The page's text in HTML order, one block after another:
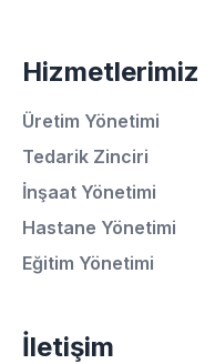
Hizmetlerimiz
Üretim Yönetimi
Tedarik Zinciri
İnşaat Yönetimi
Hastane Yönetimi
Eğitim Yönetimi
İletişim